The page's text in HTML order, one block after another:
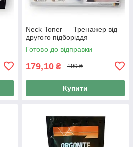
Neck Toner — Тренажер від
другого підборіддя
Готово до відправки
179,10 ₴ 199 ₴
Купити